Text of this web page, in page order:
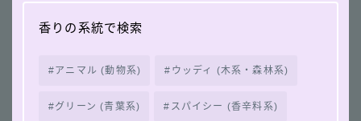
香りの系統で検索
アニマル (動物系) ウッディ (木系・森林系)
グリーン (青葉系) スパイシー (香辛料系)